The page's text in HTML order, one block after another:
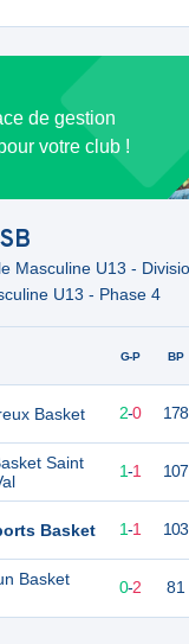
de gestion
votre club !
Masculine U13 -
U13 - Phase 4
Basket
Saint
Basket
Basket
G-P BP
4 2 2-0 178
3 2 1-1 107
3 2 1-1 103
2 0-2 81